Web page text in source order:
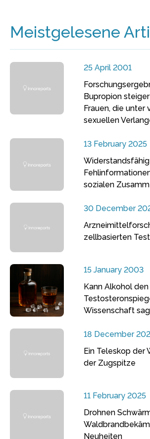
Meistgelesene
25 April 2001
Bupropion
Frauen, die unter
sexuellen
13 February 2025
sozialen
30 December
zellbasierten
15 January 2003
Kann Alkohol den
Wissenschaft
18 December
Ein Teleskop der
der Zugspitze
11 February 2025
Drohnen
Neuheiten